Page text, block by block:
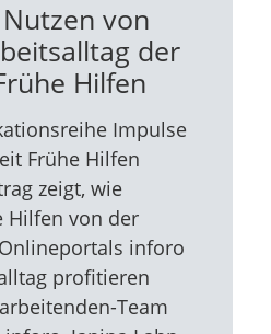
von
der
Hilfen
Impulse
Frühe Hilfen
zeigt, wie
Hilfen von der
inforo
profitieren
Team